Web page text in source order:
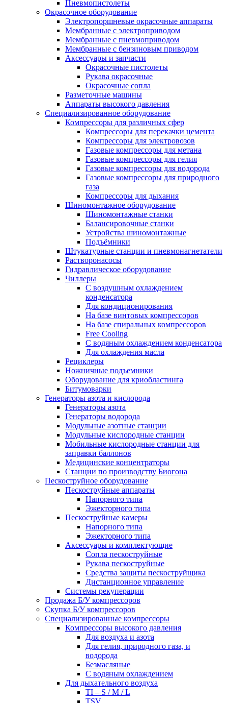
Пневмопистолеты
Окрасочное оборудование
Электропоршневые окрасочные аппараты
Мембранные с электроприводом
Мембранные с пневмоприводом
Мембранные с бензиновым приводом
Аксессуары и запчасти
Окрасочные пистолеты
Рукава окрасочные
Окрасочные сопла
Разметочные машины
Аппараты высокого давления
Специализированное оборудование
Компрессоры для различных сфер
Компрессоры для перекачки цемента
Компрессоры для электровозов
Газовые компрессоры для метана
Газовые компрессоры для гелия
Газовые компрессоры для водорода
Газовые компрессоры для природного
газа
Компрессоры для дыхания
Шиномонтажное оборудование
Шиномонтажные станки
Балансировочные станки
Устройства шиномонтажные
Подъёмники
Штукатурные станции и пневмонагнетатели
Растворонасосы
Гидравлическое оборудование
Чиллеры
С воздушным охлаждением
конденсатора
Для кондиционирования
На базе винтовых компрессоров
На базе спиральных компрессоров
Free Cooling
С водяным охлаждением конденсатора
Для охлаждения масла
Рециклеры
Ножничные подъемники
Оборудование для криобластинга
Битумоварки
Генераторы азота и кислорода
Генераторы азота
Генераторы водорода
Модульные азотные станции
Модульные кислородные станции
Мобильные кислородные станции для
заправки баллонов
Медицинские концентраторы
Станции по производству Биогона
Пескоструйное оборудование
Пескоструйные аппараты
Напорного типа
Эжекторного типа
Пескоструйные камеры
Напорного типа
Эжекторного типа
Аксессуары и комплектующие
Сопла пескоструйные
Рукава пескоструйные
Средства защиты пескоструйщика
Дистанционное управление
Системы рекуперации
Продажа Б/У компрессоров
Скупка Б/У компрессоров
Специализированные компрессоры
Компрессоры высокого давления
Для воздуха и азота
Для гелия, природного газа, и
водорода
Безмасляные
С водяным охлаждением
Для дыхательного воздуха
TI – S / M / L
TSV